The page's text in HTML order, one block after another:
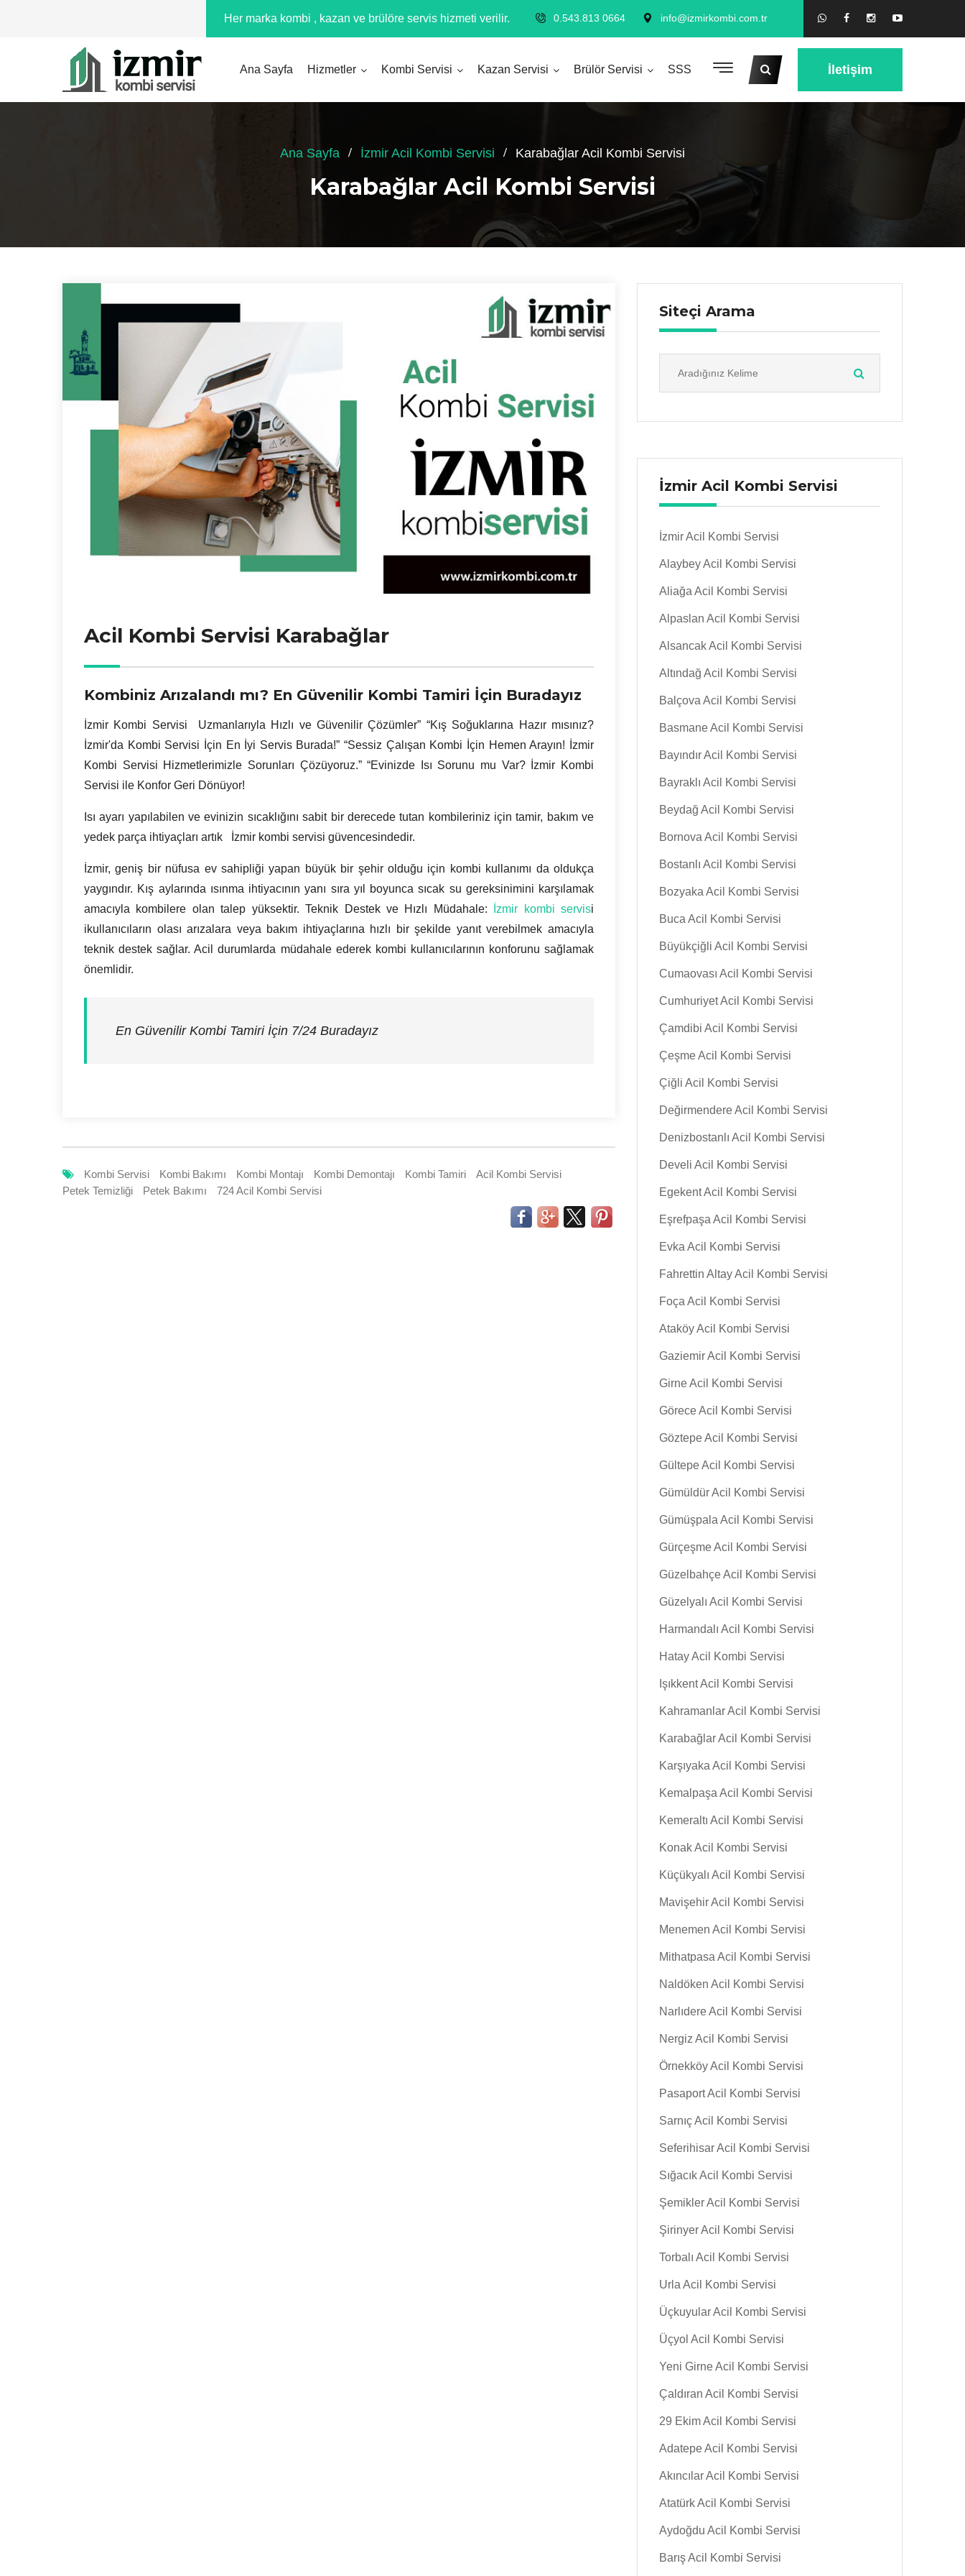
Her marka kombi , kazan ve brülöre servis hizmeti verilir. 0.543.813 0664 info@izmirkombi.com.tr
Ana Sayfa Hizmetler Kombi Servisi Kazan Servisi Brülör Servisi SSS İletişim
Ana Sayfa İzmir Acil Kombi Servisi Karabağlar Acil Kombi Servisi
Karabağlar Acil Kombi Servisi
Acil Kombi Servisi Karabağlar
Kombiniz Arızalandı mı? En Güvenilir Kombi Tamiri İçin Buradayız
İzmir Kombi Servisi Uzmanlarıyla Hızlı ve Güvenilir Çözümler” “Kış Soğuklarına Hazır mısınız?
İzmir'da Kombi Servisi İçin En İyi Servis Burada!” “Sessiz Çalışan Kombi İçin Hemen Arayın! İzmir
Kombi Servisi Hizmetlerimizle Sorunları Çözüyoruz.” “Evinizde Isı Sorunu mu Var?
İzmir Kombi
Servisi ile Konfor Geri Dönüyor!
Isı ayarı yapılabilen ve evinizin sıcaklığını sabit bir derecede tutan kombileriniz için tamir, bakım ve
yedek parça ihtiyaçları artık İzmir kombi servisi güvencesindedir.
İzmir, geniş bir nüfusa ev sahipliği yapan büyük bir şehir olduğu için kombi kullanımı da oldukça
yaygındır. Kış aylarında ısınma ihtiyacının yanı sıra yıl boyunca sıcak su gereksinimini karşılamak
amacıyla kombilere olan talep yüksektir. Teknik Destek ve Hızlı Müdahale:
İzmir kombi servisi
ikullanıcıların olası arızalara veya bakım ihtiyaçlarına hızlı bir şekilde yanıt verebilmek amacıyla
teknik destek sağlar. Acil durumlarda müdahale ederek kombi kullanıcılarının konforunu sağlamak
önemlidir.
En Güvenilir Kombi Tamiri İçin 7/24 Buradayız
Kombi Servisi Kombi Bakımı Kombi Montajı Kombi Demontajı Kombi Tamiri
Acil Kombi Servisi
Petek Temizliği
Petek Bakımı 724 Acil Kombi Servisi
Siteçi Arama
İzmir Acil Kombi Servisi
İzmir Acil Kombi Servisi
Alaybey Acil Kombi Servisi
Aliağa Acil Kombi Servisi
Alpaslan Acil Kombi Servisi
Alsancak Acil Kombi Servisi
Altındağ Acil Kombi Servisi
Balçova Acil Kombi Servisi
Basmane Acil Kombi Servisi
Bayındır Acil Kombi Servisi
Bayraklı Acil Kombi Servisi
Beydağ Acil Kombi Servisi
Bornova Acil Kombi Servisi
Bostanlı Acil Kombi Servisi
Bozyaka Acil Kombi Servisi
Buca Acil Kombi Servisi
Büyükçiğli Acil Kombi Servisi
Cumaovası Acil Kombi Servisi
Cumhuriyet Acil Kombi Servisi
Çamdibi Acil Kombi Servisi
Çeşme Acil Kombi Servisi
Çiğli Acil Kombi Servisi
Değirmendere Acil Kombi Servisi
Denizbostanlı Acil Kombi Servisi
Develi Acil Kombi Servisi
Egekent Acil Kombi Servisi
Eşrefpaşa Acil Kombi Servisi
Evka Acil Kombi Servisi
Fahrettin Altay Acil Kombi Servisi
Foça Acil Kombi Servisi
Ataköy Acil Kombi Servisi
Gaziemir Acil Kombi Servisi
Girne Acil Kombi Servisi
Görece Acil Kombi Servisi
Göztepe Acil Kombi Servisi
Gültepe Acil Kombi Servisi
Gümüldür Acil Kombi Servisi
Gümüşpala Acil Kombi Servisi
Gürçeşme Acil Kombi Servisi
Güzelbahçe Acil Kombi Servisi
Güzelyalı Acil Kombi Servisi
Harmandalı Acil Kombi Servisi
Hatay Acil Kombi Servisi
Işıkkent Acil Kombi Servisi
Kahramanlar Acil Kombi Servisi
Karabağlar Acil Kombi Servisi
Karşıyaka Acil Kombi Servisi
Kemalpaşa Acil Kombi Servisi
Kemeraltı Acil Kombi Servisi
Konak Acil Kombi Servisi
Küçükyalı Acil Kombi Servisi
Mavişehir Acil Kombi Servisi
Menemen Acil Kombi Servisi
Mithatpasa Acil Kombi Servisi
Naldöken Acil Kombi Servisi
Narlıdere Acil Kombi Servisi
Nergiz Acil Kombi Servisi
Örnekköy Acil Kombi Servisi
Pasaport Acil Kombi Servisi
Sarnıç Acil Kombi Servisi
Seferihisar Acil Kombi Servisi
Sığacık Acil Kombi Servisi
Şemikler Acil Kombi Servisi
Şirinyer Acil Kombi Servisi
Torbalı Acil Kombi Servisi
Urla Acil Kombi Servisi
Üçkuyular Acil Kombi Servisi
Üçyol Acil Kombi Servisi
Yeni Girne Acil Kombi Servisi
Çaldıran Acil Kombi Servisi
29 Ekim Acil Kombi Servisi
Adatepe Acil Kombi Servisi
Akıncılar Acil Kombi Servisi
Atatürk Acil Kombi Servisi
Aydoğdu Acil Kombi Servisi
Barış Acil Kombi Servisi